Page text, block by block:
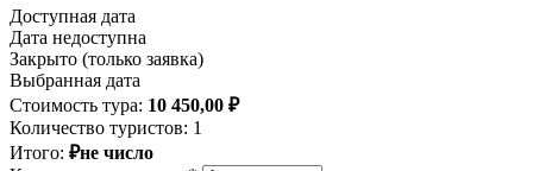
Доступная дата
Дата недоступна
Закрыто (только заявка)
Выбранная дата
Стоимость тура: 10 450,00 ₽
Количество туристов: 1
Итого: ₽не число